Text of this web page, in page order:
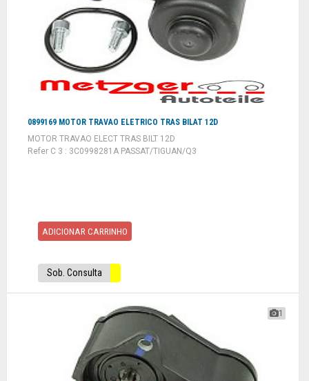
0899169 MOTOR TRAVAO ELETRICO TRAS BILAT 12D
MOTOR TRAVAO ELECT TRAS BILT 12D
Refer C 3 : 3C0998281A PASSAT/TIGUAN/Q3
ADICIONAR CARRINHO
Sob. Consulta
1